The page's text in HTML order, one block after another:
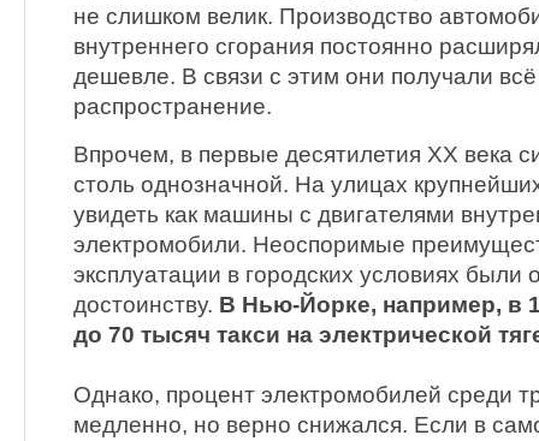
не слишком велик. Производство
внутреннего сгорания постоянно
дешевле. В связи с этим они получали
распространение.
Впрочем, в первые десятилетия XX века
столь однозначной. На улицах
увидеть как машины с двигателями
электромобили. Неоспоримые
эксплуатации в городских условиях были
достоинству. В Нью-Йорке, например, в
до 70 тысяч такси на электрической
Однако, процент электромобилей среди
медленно, но верно снижался. Если в